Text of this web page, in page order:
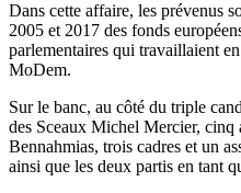
Dans cette affaire, les prévenus
2005 et 2017 des fonds
parlementaires qui travaillaient
MoDem.
Sur le banc, au côté du triple
des Sceaux Michel Mercier, cinq
Bennahmias, trois cadres et un
ainsi que les deux partis en tant